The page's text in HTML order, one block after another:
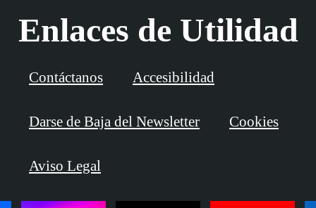
Enlaces de Utilidad
Contáctanos Accesibilidad
Darse de Baja del Newsletter Cookies
Aviso Legal